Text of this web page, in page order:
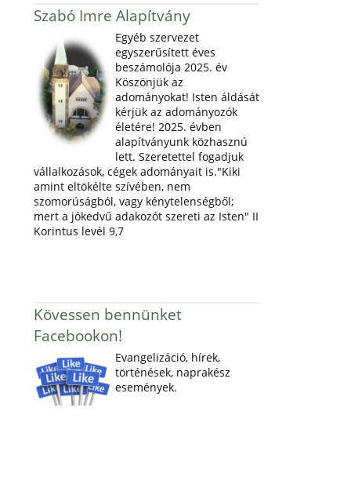
Szabó Imre Alapítvány
Egyéb szervezet
egyszerűsített éves
beszámolója 2025. év
Köszönjük az
adományokat! Isten áldását
kérjük az adományozók
életére! 2025. évben
alapítványunk közhasznú
lett. Szeretettel fogadjuk
vállalkozások, cégek adományait is."Kiki
amint eltökélte szívében, nem
szomorúságból, vagy kénytelenségből;
mert a jókedvű adakozót szereti az Isten" II
Korintus levél 9,7
Kövessen bennünket
Facebookon!
Evangelizáció, hírek,
történések, naprakész
események.